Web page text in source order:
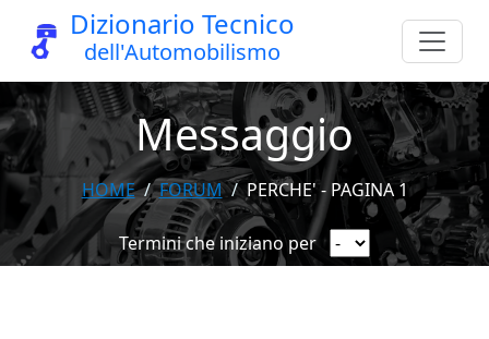
Dizionario Tecnico
dell'Automobilismo
Messaggio
HOME FORUM PERCHE' - PAGINA 1
Termini che iniziano per